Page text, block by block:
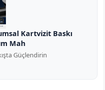
Kartvizit Baskı
Mah
Güçlendirin